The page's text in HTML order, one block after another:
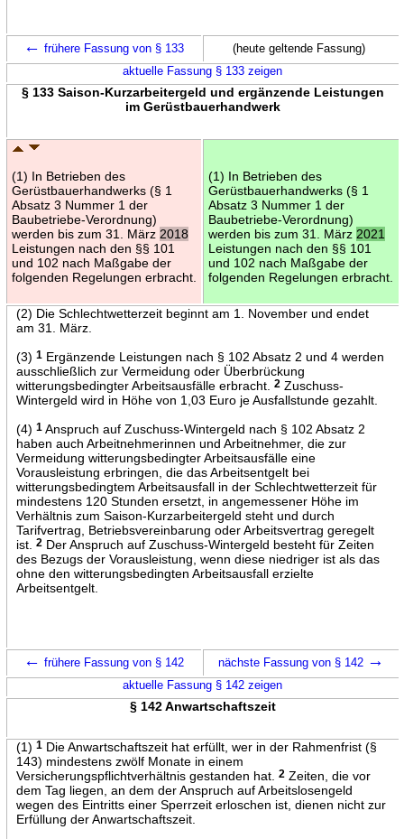
← frühere Fassung von § 133
(heute geltende Fassung)
aktuelle Fassung § 133 zeigen
§ 133 Saison-Kurzarbeitergeld und ergänzende Leistungen
im Gerüstbauerhandwerk
(1) In Betrieben des
Gerüstbauerhandwerks (§ 1
Absatz 3 Nummer 1 der
Baubetriebe-Verordnung)
werden bis zum 31. März 2018
Leistungen nach den §§ 101
und 102 nach Maßgabe der
folgenden Regelungen erbracht.
(1) In Betrieben des
Gerüstbauerhandwerks (§ 1
Absatz 3 Nummer 1 der
Baubetriebe-Verordnung)
werden bis zum 31. März 2021
Leistungen nach den §§ 101
und 102 nach Maßgabe der
folgenden Regelungen erbracht.
(2) Die Schlechtwetterzeit beginnt am 1. November und endet
am 31. März.
(3) 1Ergänzende Leistungen nach § 102 Absatz 2 und 4 werden
ausschließlich zur Vermeidung oder Überbrückung
witterungsbedingter Arbeitsausfälle erbracht.
2Zuschuss-
Wintergeld wird in Höhe von 1,03 Euro je Ausfallstunde gezahlt.
(4) 1Anspruch auf Zuschuss-Wintergeld nach § 102 Absatz 2
haben auch Arbeitnehmerinnen und Arbeitnehmer, die zur
Vermeidung witterungsbedingter Arbeitsausfälle eine
Vorausleistung erbringen, die das Arbeitsentgelt bei
witterungsbedingtem Arbeitsausfall in der Schlechtwetterzeit für
mindestens 120 Stunden ersetzt, in angemessener Höhe im
Verhältnis zum Saison-Kurzarbeitergeld steht und durch
Tarifvertrag, Betriebsvereinbarung oder Arbeitsvertrag geregelt
ist.
2Der Anspruch auf Zuschuss-Wintergeld besteht für Zeiten
des Bezugs der Vorausleistung, wenn diese niedriger ist als das
ohne den witterungsbedingten Arbeitsausfall erzielte
Arbeitsentgelt.
← frühere Fassung von § 142 nächste Fassung von § 142 →
aktuelle Fassung § 142 zeigen
§ 142 Anwartschaftszeit
(1) 1Die Anwartschaftszeit hat erfüllt, wer in der Rahmenfrist (§
143) mindestens zwölf Monate in einem
Versicherungspflichtverhältnis gestanden hat.
2Zeiten, die vor
dem Tag liegen, an dem der Anspruch auf Arbeitslosengeld
wegen des Eintritts einer Sperrzeit erloschen ist, dienen nicht zur
Erfüllung der Anwartschaftszeit.